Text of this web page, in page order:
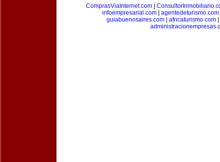
ComprasViaInternet.com
infoempresarial.com
agentedeturismo.com
guiabuenosaires.com
africaturismo.com